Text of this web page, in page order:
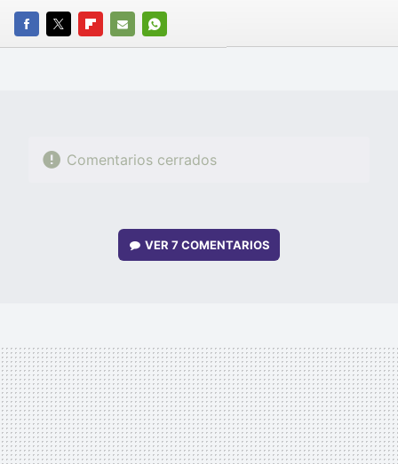
FACEBOOK
TWITTERFLIPBOARD
E-
WHATSAPP
Comentarios cerrados
VER7 COMENTARIOS